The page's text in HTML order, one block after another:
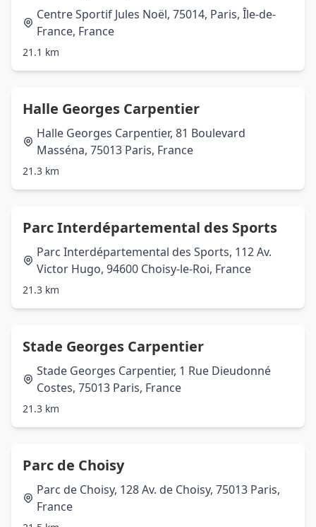
Centre Sportif Jules Noël, 75014, Paris, Île-de-
France, France
21.1 km
Halle Georges Carpentier
Halle Georges Carpentier, 81 Boulevard
Masséna, 75013 Paris, France
21.3 km
Parc Interdépartemental des Sports
Parc Interdépartemental des Sports, 112 Av.
Victor Hugo, 94600 Choisy-le-Roi, France
21.3 km
Stade Georges Carpentier
Stade Georges Carpentier, 1 Rue Dieudonné
Costes, 75013 Paris, France
21.3 km
Parc de Choisy
Parc de Choisy, 128 Av. de Choisy, 75013 Paris,
France